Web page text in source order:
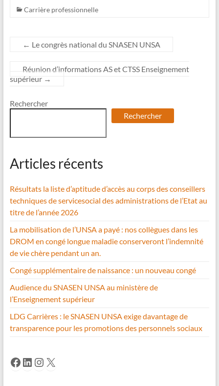
Carrière professionnelle
← Le congrès national du SNASEN UNSA
Réunion d’informations AS et CTSS Enseignement
supérieur →
Rechercher
Rechercher
Articles récents
Résultats la liste d’aptitude d’accès au corps des conseillers
techniques de servicesocial des administrations de l’Etat au
titre de l’année 2026
La mobilisation de l’UNSA a payé : nos collègues dans les
DROM en congé longue maladie conserveront l’indemnité
de vie chère pendant un an.
Congé supplémentaire de naissance : un nouveau congé
Audience du SNASEN UNSA au ministère de
l’Enseignement supérieur
LDG Carrières : le SNASEN UNSA exige davantage de
transparence pour les promotions des personnels sociaux
Facebook
LinkedIn
Instagram
X